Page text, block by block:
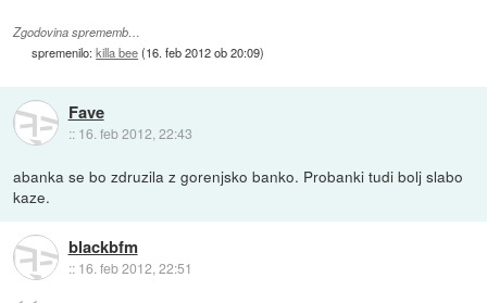
Zgodovina sprememb…
spremenilo:killa bee(16. feb 2012 ob 20:09)
Fave
:: 16. feb 2012, 22:43
abanka se bo zdruzila z gorenjsko banko. Probanki tudi bolj slabo
kaze.
blackbfm
:: 16. feb 2012, 22:51